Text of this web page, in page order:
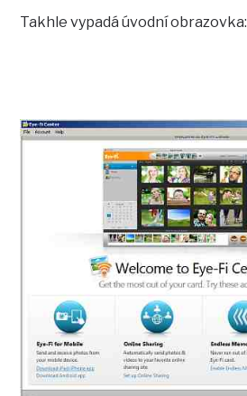
Takhle vypadá úvodní obrazovka: